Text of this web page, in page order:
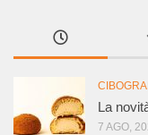
La
7 AGO,